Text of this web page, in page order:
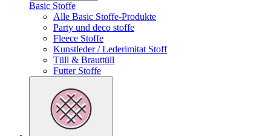
Basic Stoffe
Alle Basic Stoffe-Produkte
Party und deco stoffe
Fleece Stoffe
Kunstleder / Lederimitat Stoff
Tüll & Brauttüll
Futter Stoffe